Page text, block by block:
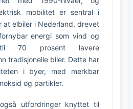
mobilitet er sentral i
at elbiler i Nederland, drevet
energi som vind og
70 prosent lavere
tradisjonelle biler. Dette har
i byer, med merkbar
og partikler.
utfordringer knyttet til